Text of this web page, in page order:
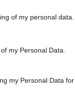
of my personal data.
my Personal Data.
my Personal Data for